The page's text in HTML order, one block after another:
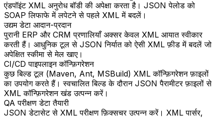
एंडपॉइंट XML अनुरोध बॉडी की अपेक्षा करता है। JSON पेलोड को
SOAP लिफाफे में लपेटने से पहले XML में बदलें।
उद्यम डेटा आदान-प्रदान
पुरानी ERP और CRM प्रणालियाँ अक्सर केवल XML आयात स्वीकार
करती हैं। आधुनिक टूल से JSON निर्यात को ऐसी XML फ़ीड में बदलें जो
अपेक्षित स्कीमा से मेल खाए।
CI/CD पाइपलाइन कॉन्फ़िगरेशन
कुछ बिल्ड टूल (Maven, Ant, MSBuild) XML कॉन्फ़िगरेशन फ़ाइलों
का उपयोग करते हैं। स्वचालित बिल्ड के दौरान JSON पैरामीटर फ़ाइलों से
XML कॉन्फ़िगरेशन खंड उत्पन्न करें।
QA परीक्षण डेटा तैयारी
JSON डेटासेट से XML परीक्षण फ़िक्सचर उत्पन्न करें। XML पार्सर,